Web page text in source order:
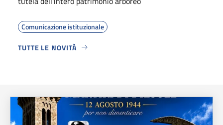
Comunicazione istituzionale
TUTTE LE NOVITÀ